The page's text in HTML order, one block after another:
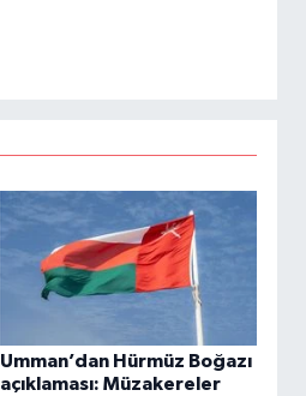
Umman’dan Hürmüz Boğazı
açıklaması: Müzakereler